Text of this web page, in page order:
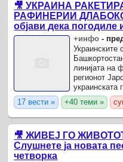
🎥 УКРАИНА
РАФИНЕРИИ
објави дека
Море
+инфо -
Украинските
линијата на
регионот
украинската
неколку
објави
17 вести » +40 теми »
🎥 ЖИВЕЈ ГО
Слушнете ја новата
четворка